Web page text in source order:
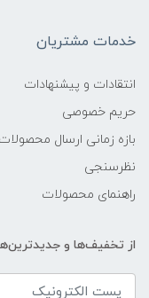
خدمات مشتریان
انتقادات و پیشنهادات
حریم خصوصی
بازه زمانی ارسال محصولات
نظرسنجی
راهنمای محصولات
از تخفیف‌ها و